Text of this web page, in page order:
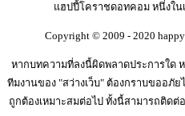
แฮปปี้โคราชดอทคอม หนึ่งใน
Copyright © 2009 - 2020
หากบทความที่ลงนี้ผิดพลาดประการใด
ทีมงานของ "สว่างเว็บ" ต้องกราบขออภั
ถูกต้องเหมาะสมต่อไป ทั้งนี้สามารถติด